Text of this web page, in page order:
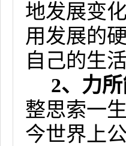
地发展变
用发展的
自己的生
2、力
整思索一
今世界上